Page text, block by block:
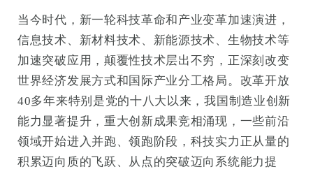
当今时代，新一轮科技革命和产业变革加速演进，
信息技术、新材料技术、新能源技术、生物技术等
加速突破应用，颠覆性技术层出不穷，正深刻改变
世界经济发展方式和国际产业分工格局。改革开放
40多年来特别是党的十八大以来，我国制造业创新
能力显著提升，重大创新成果竞相涌现，一些前沿
领域开始进入并跑、领跑阶段，科技实力正从量的
积累迈向质的飞跃、从点的突破迈向系统能力提